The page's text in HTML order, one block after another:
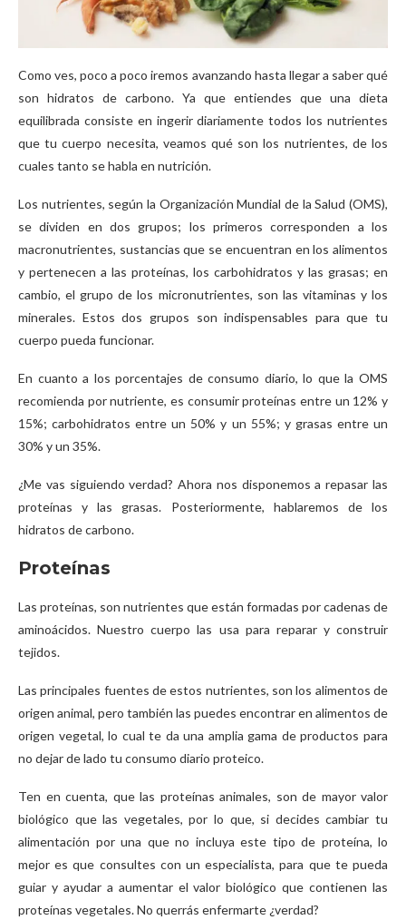
Como ves, poco a poco iremos avanzando hasta llegar a saber qué
son hidratos de carbono. Ya que entiendes que una dieta
equilibrada consiste en ingerir diariamente todos los nutrientes
que tu cuerpo necesita, veamos qué son los nutrientes, de los
cuales tanto se habla en nutrición.
Los nutrientes, según la Organización Mundial de la Salud (OMS),
se dividen en dos grupos; los primeros corresponden a los
macronutrientes, sustancias que se encuentran en los alimentos
y pertenecen a las proteínas, los carbohidratos y las grasas; en
cambio, el grupo de los micronutrientes, son las vitaminas y los
minerales. Estos dos grupos son indispensables para que tu
cuerpo pueda funcionar.
En cuanto a los porcentajes de consumo diario, lo que la OMS
recomienda por nutriente, es consumir proteínas entre un 12% y
15%; carbohidratos entre un 50% y un 55%; y grasas entre un
30% y un 35%.
¿Me vas siguiendo verdad? Ahora nos disponemos a repasar las
proteínas y las grasas. Posteriormente, hablaremos de los
hidratos de carbono.
Proteínas
Las proteínas, son nutrientes que están formadas por cadenas de
aminoácidos. Nuestro cuerpo las usa para reparar y construir
tejidos.
Las principales fuentes de estos nutrientes, son los alimentos de
origen animal, pero también las puedes encontrar en alimentos de
origen vegetal, lo cual te da una amplia gama de productos para
no dejar de lado tu consumo diario proteico.
Ten en cuenta, que las proteínas animales, son de mayor valor
biológico que las vegetales, por lo que, si decides cambiar tu
alimentación por una que no incluya este tipo de proteína, lo
mejor es que consultes con un especialista, para que te pueda
guiar y ayudar a aumentar el valor biológico que contienen las
proteínas vegetales. No querrás enfermarte ¿verdad?